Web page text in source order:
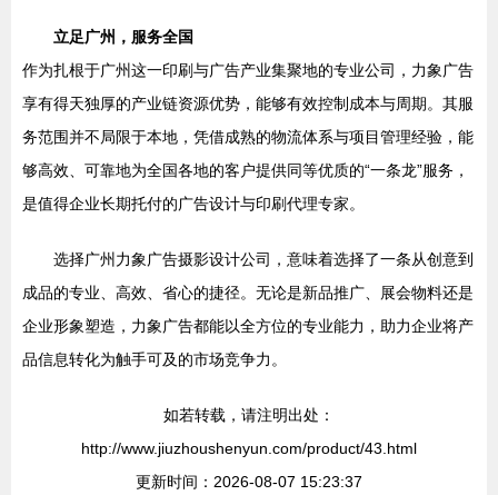
立足广州，服务全国
作为扎根于广州这一印刷与广告产业集聚地的专业公司，力象广告
享有得天独厚的产业链资源优势，能够有效控制成本与周期。其服
务范围并不局限于本地，凭借成熟的物流体系与项目管理经验，能
够高效、可靠地为全国各地的客户提供同等优质的“一条龙”服务，
是值得企业长期托付的广告设计与印刷代理专家。
选择广州力象广告摄影设计公司，意味着选择了一条从创意到
成品的专业、高效、省心的捷径。无论是新品推广、展会物料还是
企业形象塑造，力象广告都能以全方位的专业能力，助力企业将产
品信息转化为触手可及的市场竞争力。
如若转载，请注明出处：
http://www.jiuzhoushenyun.com/product/43.html
更新时间：2026-08-07 15:23:37